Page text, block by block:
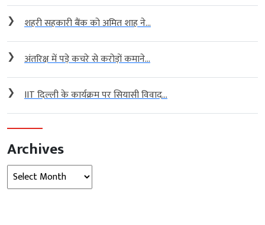
❯ शहरी सहकारी बैंक को अमित शाह ने...
❯ अंतरिक्ष में पड़े कचरे से करोड़ों कमाने...
❯ IIT दिल्ली के कार्यक्रम पर सियासी विवाद...
Archives
Archives